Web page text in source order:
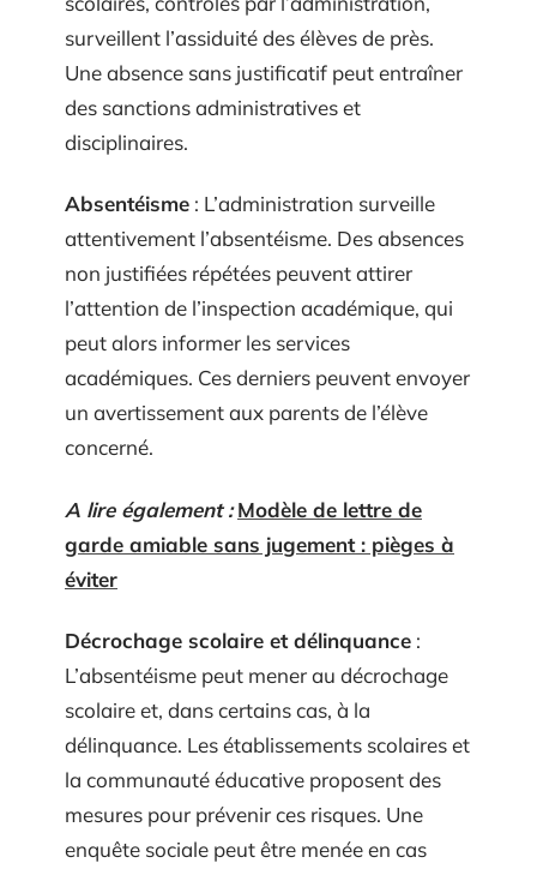
surveillent l’assiduité des élèves de près.
Une absence sans justificatif peut entraîner
des sanctions administratives et
disciplinaires.
Absentéisme : L’administration surveille
attentivement l’absentéisme. Des absences
non justifiées répétées peuvent attirer
l’attention de l’inspection académique, qui
peut alors informer les services
académiques. Ces derniers peuvent envoyer
un avertissement aux parents de l’élève
concerné.
A lire également : Modèle de lettre de
garde amiable sans jugement : pièges à
éviter
Décrochage scolaire et délinquance :
L’absentéisme peut mener au décrochage
scolaire et, dans certains cas, à la
délinquance. Les établissements scolaires et
la communauté éducative proposent des
mesures pour prévenir ces risques. Une
enquête sociale peut être menée en cas